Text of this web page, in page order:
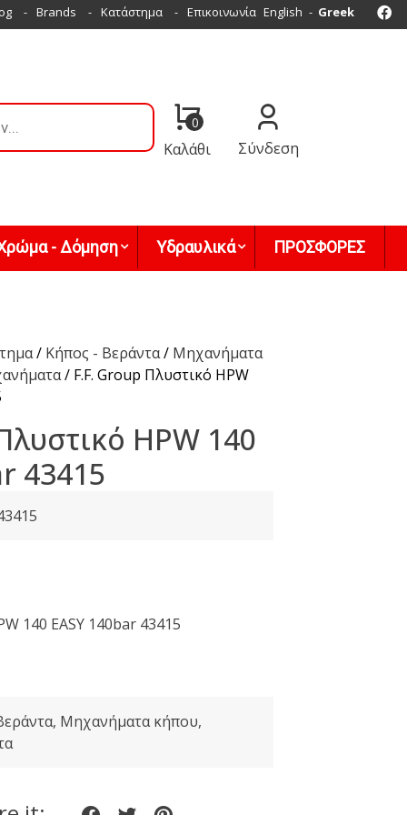
Brands Κατάστημα Επικοινωνία English Greek
0
Καλάθι Σύνδεση
- Δόμηση Υδραυλικά ΠΡΟΣΦΟΡΕΣ
/ Κήπος - Βεράντα/ Μηχανήματα
/ F.F. Group Πλυστικό HPW
HPW 140
43415
140 EASY 140bar 43415
, Μηχανήματα κήπου,